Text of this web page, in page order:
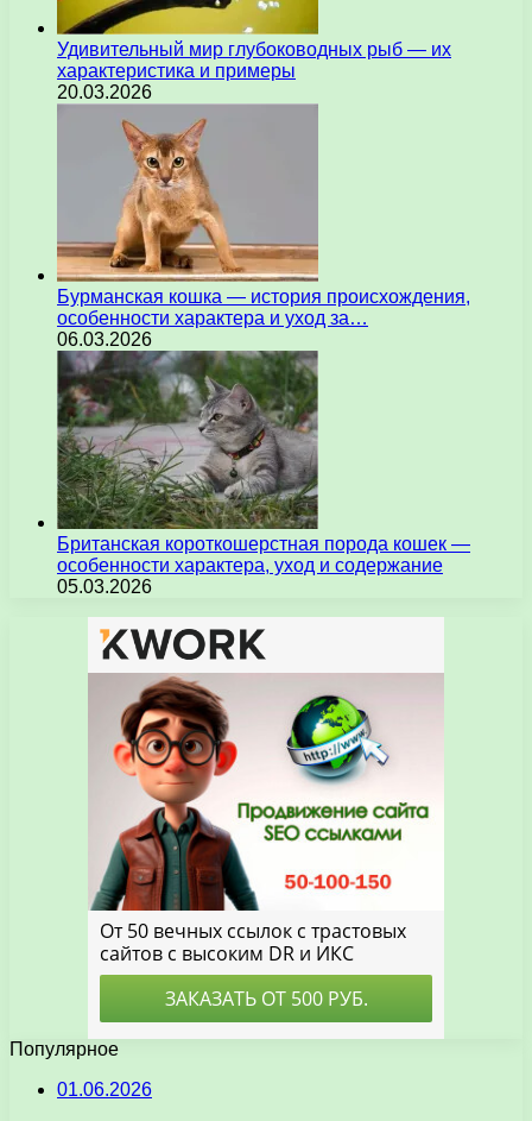
Удивительный мир глубоководных рыб — их
характеристика и примеры
20.03.2026
Бурманская кошка — история происхождения,
особенности характера и уход за…
06.03.2026
Британская короткошерстная порода кошек —
особенности характера, уход и содержание
05.03.2026
Популярное
01.06.2026